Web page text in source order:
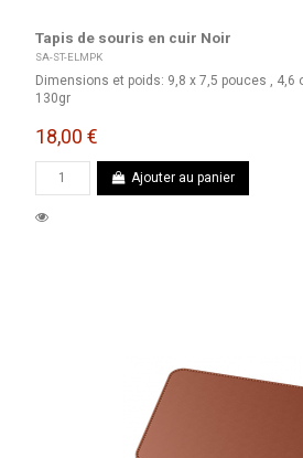
Tapis de souris en cuir Noir
SA-ST-ELMPK
Dimensions et poids: 9,8 x 7,5 pouces , 4,6
130gr
18,00 €
Ajouter au panier